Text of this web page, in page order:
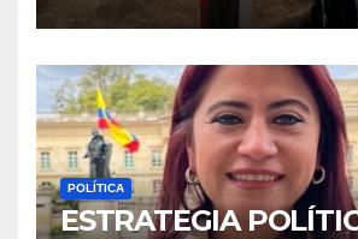
POLÍTICA
ESTRATEGIA